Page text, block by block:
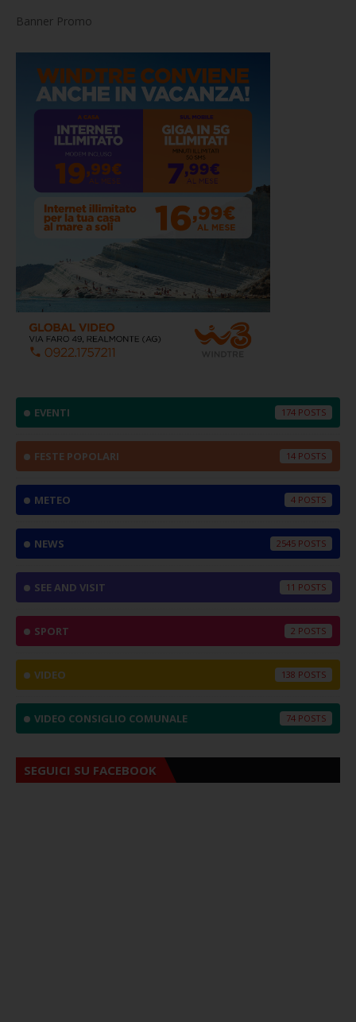
Banner Promo
EVENTI 174
FESTE POPOLARI 14
METEO 4
NEWS 2545
SEE AND VISIT 11
SPORT 2
VIDEO 138
VIDEO CONSIGLIO COMUNALE 74
SEGUICI SU FACEBOOK